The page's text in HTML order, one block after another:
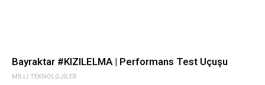
MILLI TEKNOLOJILER
Bayraktar #KIZILELMA | Performans Test Uçuşu